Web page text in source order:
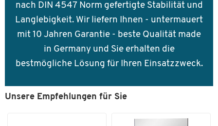
nach DIN 4547 Norm gefertigte Stabilität und
Langlebigkeit. Wir liefern Ihnen - untermauert
mit 10 Jahren Garantie - beste Qualität made
in Germany und Sie erhalten die
bestmögliche Lösung für Ihren Einsatzzweck.
Unsere Empfehlungen für Sie